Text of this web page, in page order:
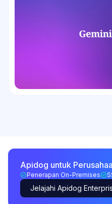
Apidog untuk
Penerapan On-Premises
Jelajahi Apidog